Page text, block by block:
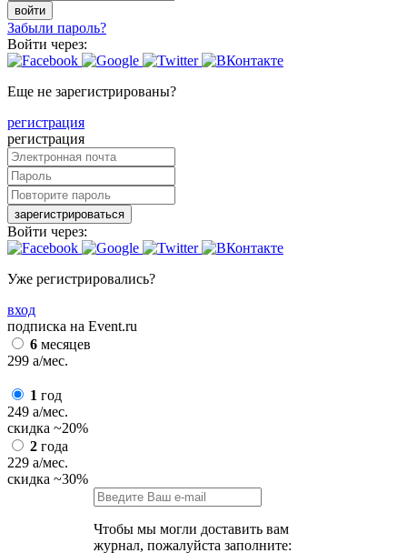
войти
Забыли пароль?
Войти через:
Еще не зарегистрированы?
регистрация
регистрация
зарегистрироваться
Войти через:
Уже регистрировались?
вход
подписка на Event.ru
6 месяцев
299 a/мес.
1 год
249 a/мес.
скидка ~20%
2 года
229 a/мес.
скидка ~30%
Чтобы мы могли доставить вам
журнал, пожалуйста заполните: